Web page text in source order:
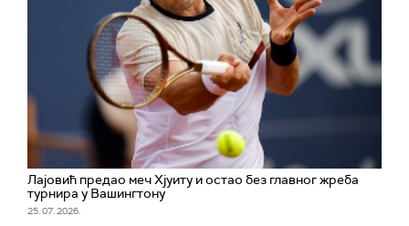
Лајовић предао меч Хјуиту и остао без главног жреба
турнира у Вашингтону
25. 07. 2026.